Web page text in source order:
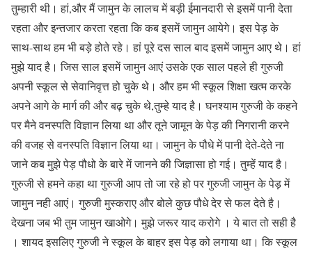
तुम्हारी थी। हां,और मैं जामुन के लालच में बड़ी ईमानदारी से इसमें पानी देता
रहता और इन्तजार करता रहता कि कब इसमें जामुन आयेगे। इस पेड़ के
साथ-साथ हम भी बड़े होते रहे। हां पूरे दस साल बाद इसमें जामुन आए थे। हां
मुझे याद है। जिस साल इसमें जामुन आएं उसके एक साल पहले ही गुरुजी
अपनी स्कूल से सेवानिवृत्त हो चुके थे। और हम भी स्कूल शिक्षा खत्म करके
अपने आगे के मार्ग की और बढ़ चुके थे,तुम्हे याद है। घनश्याम गुरुजी के कहने
पर मैने वनस्पति विज्ञान लिया था और तूने जामून के पेड़ की निगरानी करने
की वजह से वनस्पति विज्ञान लिया था। जामुन के पौधे में पानी देते-देते ना
जाने कब मुझे पेड़ पौधो के बारे में जानने की जिज्ञासा हो गई। तुम्हें याद है।
गुरुजी से हमने कहा था गुरुजी आप तो जा रहे हो पर गुरुजी जामुन के पेड़ में
जामुन नही आएं। गुरुजी मुस्कराए और बोले कुछ पौधे देर से फल देते है।
देखना जब भी तुम जामुन खाओगे। मुझे जरूर याद करोगे । ये बात तो सही है
। शायद इसलिए गुरुजी ने स्कूल के बाहर इस पेड़ को लगाया था। कि स्कूल